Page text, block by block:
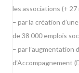
les associations (+ 27
– par la création
de 38 000 emplois
– par l’augmentation
d’Accompagnement